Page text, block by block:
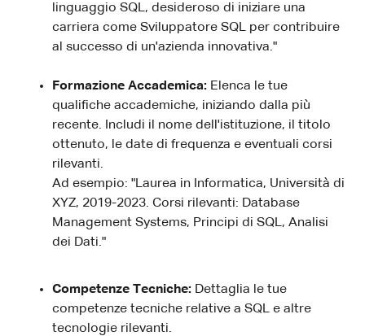
linguaggio SQL, desideroso di iniziare una
carriera come Sviluppatore SQL per contribuire
al successo di un'azienda innovativa."
Formazione Accademica: Elenca le tue
qualifiche accademiche, iniziando dalla più
recente. Includi il nome dell'istituzione, il titolo
ottenuto, le date di frequenza e eventuali corsi
rilevanti.
Ad esempio: "Laurea in Informatica, Università di
XYZ, 2019-2023. Corsi rilevanti: Database
Management Systems, Principi di SQL, Analisi
dei Dati."
Competenze Tecniche: Dettaglia le tue
competenze tecniche relative a SQL e altre
tecnologie rilevanti.